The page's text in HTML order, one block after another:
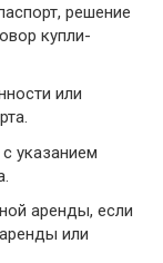
решение
купли-
или
указанием
аренды, если
или